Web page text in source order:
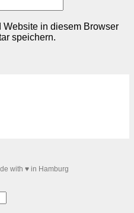
Website in diesem Browser
speichern.
with ♥ in Hamburg